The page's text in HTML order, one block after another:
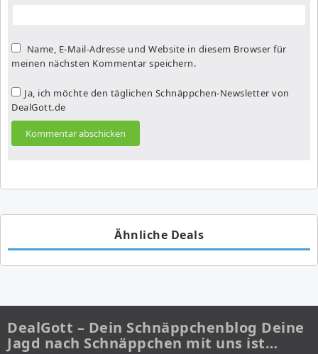
Name, E-Mail-Adresse und Website in diesem Browser für
meinen nächsten Kommentar speichern.
Ja, ich möchte den täglichen Schnäppchen-Newsletter von
DealGott.de
Ähnliche Deals
DealGott – Dein Schnäppchenblog Deine
Jagd nach Schnäppchen mit uns ist…